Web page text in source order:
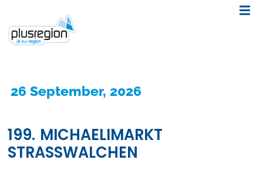
26 September, 2026
199. MICHAELIMARKT
STRASSWALCHEN